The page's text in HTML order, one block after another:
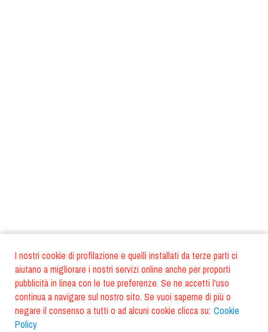
I nostri cookie di profilazione e quelli installati da terze parti ci
aiutano a migliorare i nostri servizi online anche per proporti
pubblicità in linea con le tue preferenze. Se ne accetti l'uso
continua a navigare sul nostro sito. Se vuoi saperne di più o
negare il consenso a tutti o ad alcuni cookie clicca su: Cookie
Policy